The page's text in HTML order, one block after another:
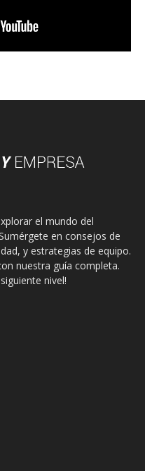
el mundo del
en consejos de
y estrategias de equipo.
nuestra guía completa.
nivel!